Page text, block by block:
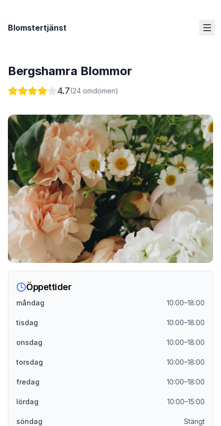
Blomstertjänst
Bergshamra Blommor
4.7(24 omdömen)
Öppettider
måndag 10:00–18:00
tisdag 10:00–18:00
onsdag 10:00–18:00
torsdag 10:00–18:00
fredag 10:00–18:00
lördag 10:00–15:00
söndag Stängt